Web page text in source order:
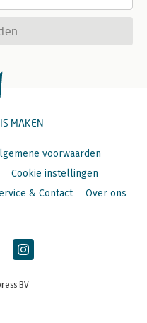
MAKEN
voorwaarden
Cookie instellingen
& Contact Over ons
BV